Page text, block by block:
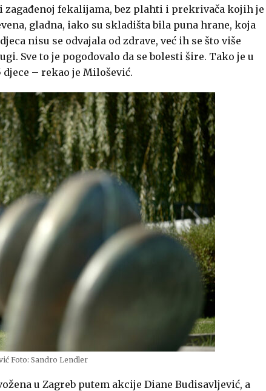
zagađenoj fekalijama, bez plahti i prekrivača kojih je
gladna, iako su skladišta bila puna hrane, koja
nisu se odvajala od zdrave, već ih se što više
Sve to je pogodovalo da se bolesti šire. Tako je u
djece – rekao je Milošević.
Foto: Sandro Lendler
u Zagreb putem akcije Diane Budisavljević, a